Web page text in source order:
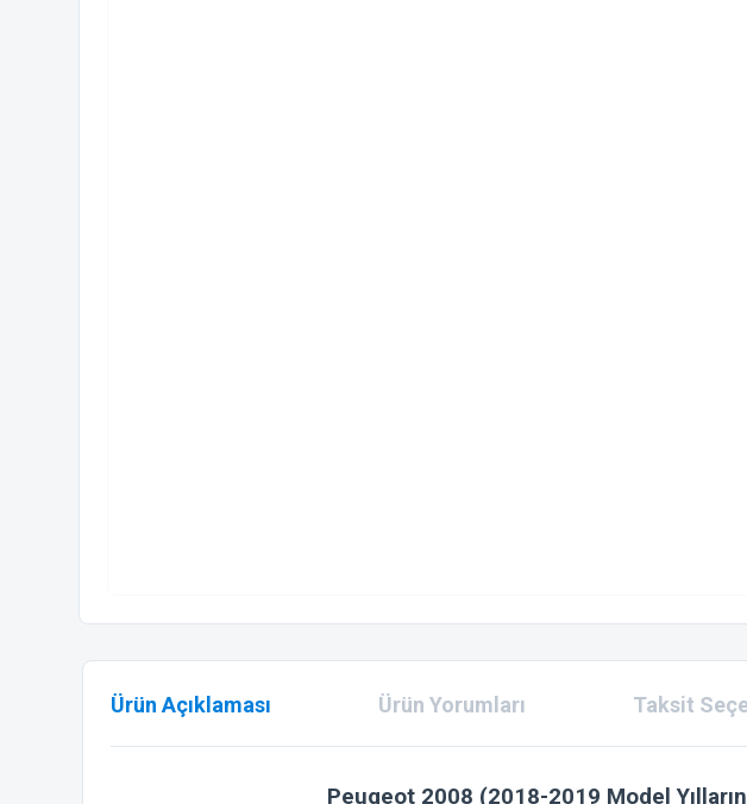
Ürün Açıklaması Ürün Yorumları Taksit
Peugeot 2008 (2018-2019 Model